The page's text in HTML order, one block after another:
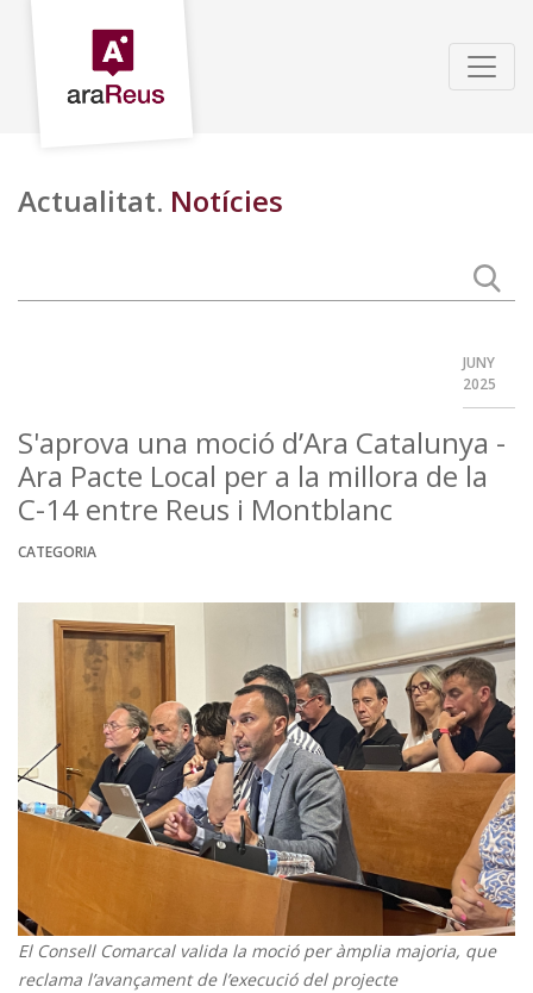
Actualitat. Notícies
JUNY
2025
S'aprova una moció d’Ara Catalunya -
Ara Pacte Local per a la millora de la
C-14 entre Reus i Montblanc
CATEGORIA
El Consell Comarcal valida la moció per àmplia majoria, que
reclama l’avançament de l’execució del projecte